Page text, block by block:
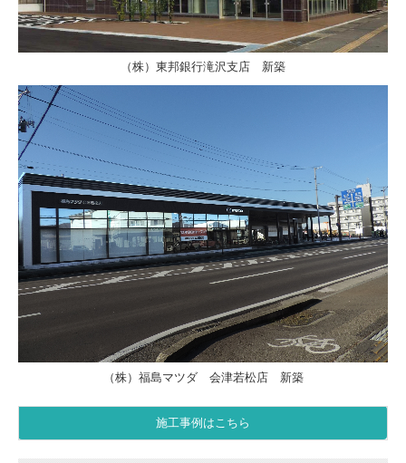
（株）東邦銀行滝沢支店 新築
（株）福島マツダ 会津若松店 新築
施工事例はこちら